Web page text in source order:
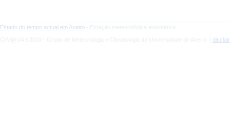
Estado do tempo actual em Aveiro - Estação meteorológica automática
CliM@UA ©2010 - Grupo de Meteorologia e Climatologia da Universidade de Aveiro |